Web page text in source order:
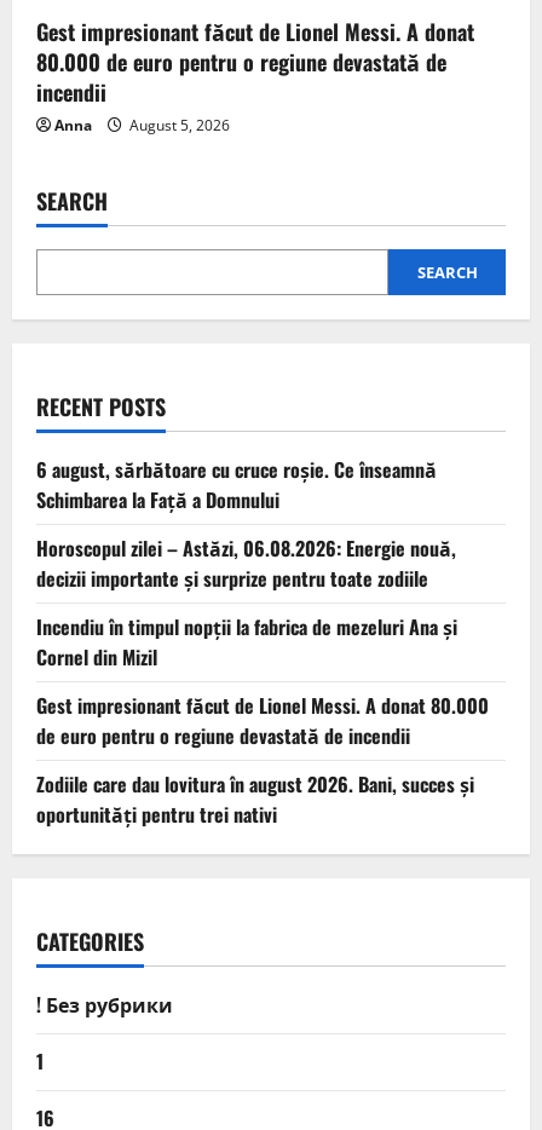
Gest impresionant făcut de Lionel Messi. A donat
80.000 de euro pentru o regiune devastată de
incendii
Anna August 5, 2026
SEARCH
SEARCH
RECENT POSTS
6 august, sărbătoare cu cruce roșie. Ce înseamnă
Schimbarea la Față a Domnului
Horoscopul zilei – Astăzi, 06.08.2026: Energie nouă,
decizii importante și surprize pentru toate zodiile
Incendiu în timpul nopții la fabrica de mezeluri Ana și
Cornel din Mizil
Gest impresionant făcut de Lionel Messi. A donat 80.000
de euro pentru o regiune devastată de incendii
Zodiile care dau lovitura în august 2026. Bani, succes și
oportunități pentru trei nativi
CATEGORIES
! Без рубрики
1
16